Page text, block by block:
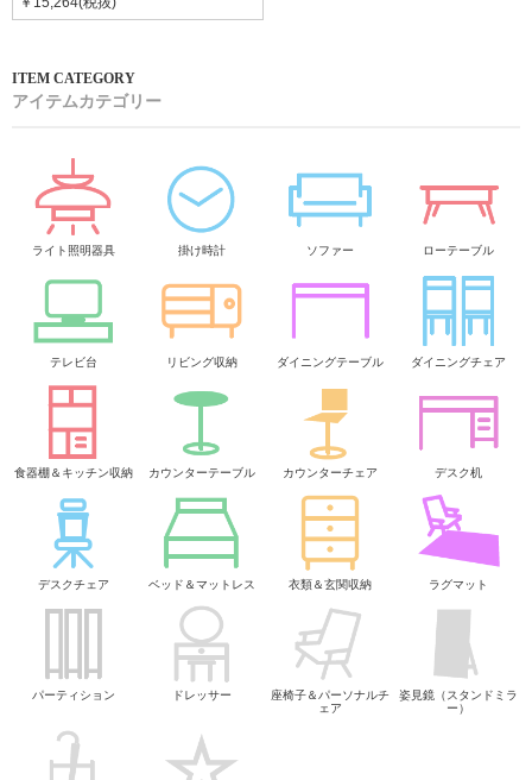
アイテムカテゴリー
ライト照明器具 掛け時計 ソファー ローテーブル
テレビ台 リビング収納 ダイニングテーブル ダイニングチェア
食器棚＆キッチン収納 カウンターテーブル カウンターチェア デスク机
デスクチェア ベッド＆マットレス 衣類＆玄関収納 ラグマット
パーティション ドレッサー
座椅子＆パーソナルチ
ェア
姿見鏡（スタンドミラ
ー）